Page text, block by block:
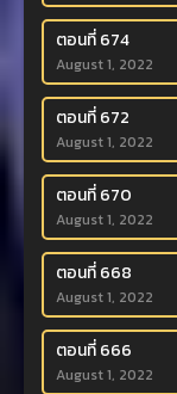
ตอนที่ 674
August 1, 2022
ตอนที่ 672
August 1, 2022
ตอนที่ 670
August 1, 2022
ตอนที่ 668
August 1, 2022
ตอนที่ 666
August 1, 2022